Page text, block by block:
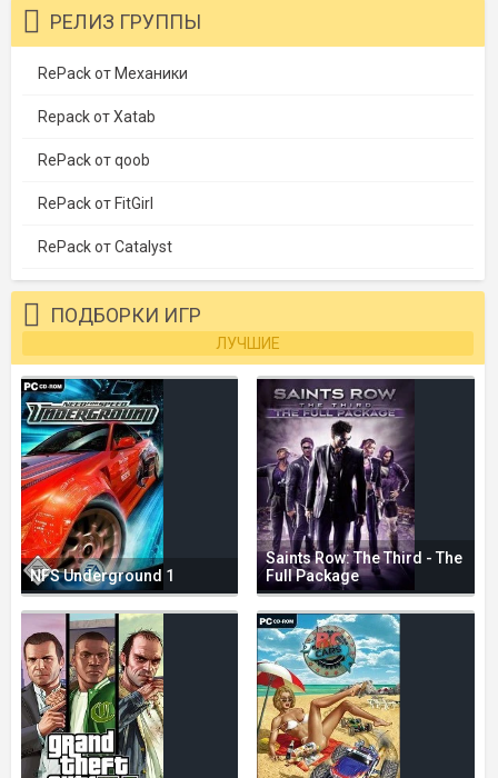
РЕЛИЗ ГРУППЫ
RePack от Механики
Repack от Xatab
RePack от qoob
RePack от FitGirl
RePack от Catalyst
ПОДБОРКИ ИГР
ЛУЧШИЕ
NFS Underground 1
Saints Row: The Third - The
Full Package